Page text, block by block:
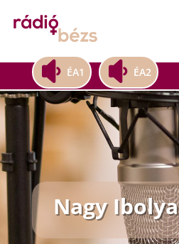
ÉA1 ÉA2
Nagy Ibolya